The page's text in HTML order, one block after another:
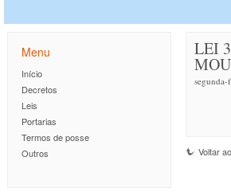
Menu
Início
Decretos
Leis
Portarias
Termos de posse
Outros
LEI
Voltar